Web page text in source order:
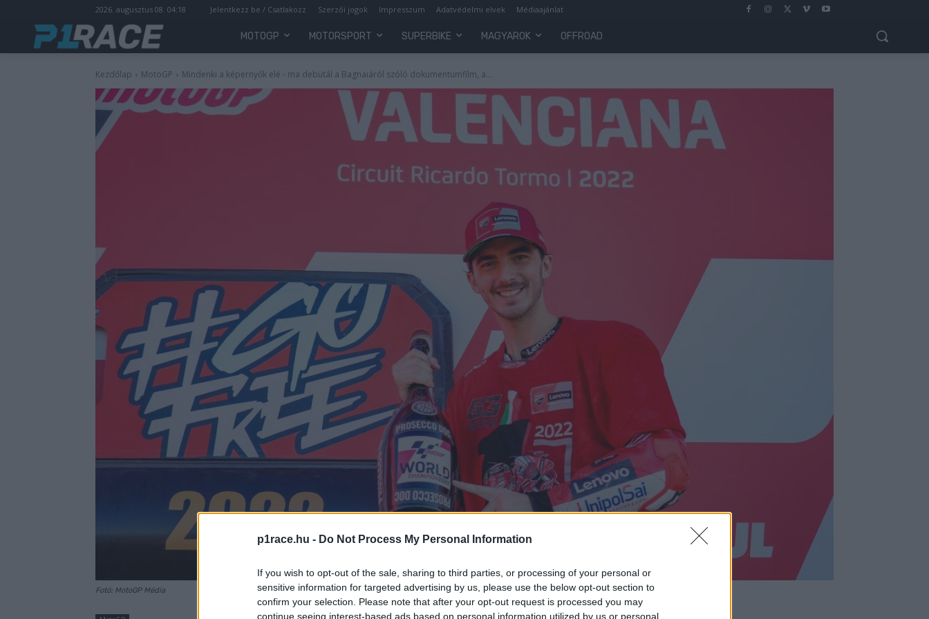
p1race.hu - Do Not Process My Personal Information
If you wish to opt-out of the sale, sharing to third parties, or processing of your personal or
sensitive information for targeted advertising by us, please use the below opt-out section to
confirm your selection. Please note that after your opt-out request is processed you may
continue seeing interest-based ads based on personal information utilized by us or personal
2026. augusztus 08. 04:18 Jelentkezz be / Csatlakozz Szerzői jogok Impresszum Adatvédelmi elvek Médiaajánlat
MOTOGP MOTORSPORT SUPERBIKE MAGYAROK OFFROAD
Kezdőlap MotoGP Mindenki a képernyők elé - ma debütál a Bagnaiáról szóló dokumentumfilm, a...
Fotó: MotoGP Média